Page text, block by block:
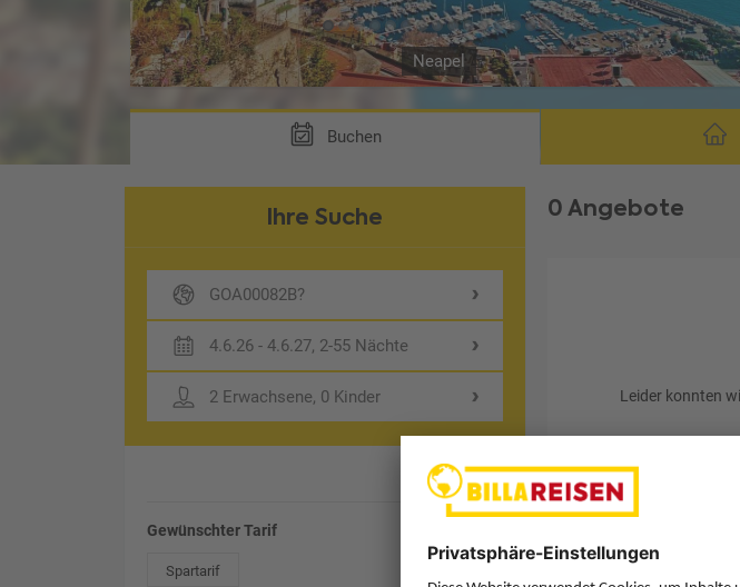
Neapel
Buchen
Ihre Suche
GOA00082B?
4.6.26 - 4.6.27, 2-55 Nächte
2 Erwachsene, 0 Kinder
Gewünschter Tarif
Spartarif
0 Angebote
Leider konnten
Sie haben